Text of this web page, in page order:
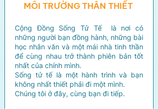
MÔI TRƯỜNG THÂN THIẾT
Cộng Đồng Sống Tử Tế là nơi có
những người bạn đồng hành, những bài
học nhân văn và một mái nhà tinh thần
để cùng nhau trở thành phiên bản tốt
nhất của chính mình.
Sống tử tế là một hành trình và bạn
không nhất thiết phải đi một mình.
​Chúng tôi ở đây, cùng bạn đi tiếp.